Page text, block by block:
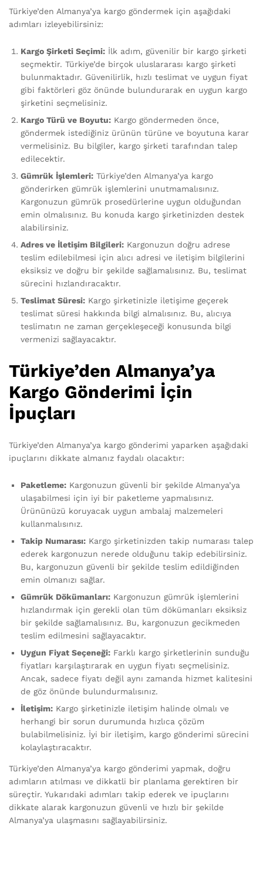
Türkiye’den Almanya’ya kargo göndermek için aşağıdaki
adımları izleyebilirsiniz:
Kargo Şirketi Seçimi: İlk adım, güvenilir bir kargo şirketi
seçmektir. Türkiye’de birçok uluslararası kargo şirketi
bulunmaktadır. Güvenilirlik, hızlı teslimat ve uygun fiyat
gibi faktörleri göz önünde bulundurarak en uygun kargo
şirketini seçmelisiniz.
Kargo Türü ve Boyutu: Kargo göndermeden önce,
göndermek istediğiniz ürünün türüne ve boyutuna karar
vermelisiniz. Bu bilgiler, kargo şirketi tarafından talep
edilecektir.
Gümrük İşlemleri: Türkiye’den Almanya’ya kargo
gönderirken gümrük işlemlerini unutmamalısınız.
Kargonuzun gümrük prosedürlerine uygun olduğundan
emin olmalısınız. Bu konuda kargo şirketinizden destek
alabilirsiniz.
Adres ve İletişim Bilgileri: Kargonuzun doğru adrese
teslim edilebilmesi için alıcı adresi ve iletişim bilgilerini
eksiksiz ve doğru bir şekilde sağlamalısınız. Bu, teslimat
sürecini hızlandıracaktır.
Teslimat Süresi: Kargo şirketinizle iletişime geçerek
teslimat süresi hakkında bilgi almalısınız. Bu, alıcıya
teslimatın ne zaman gerçekleşeceği konusunda bilgi
vermenizi sağlayacaktır.
Türkiye’den Almanya’ya
Kargo Gönderimi İçin
İpuçları
Türkiye’den Almanya’ya kargo gönderimi yaparken aşağıdaki
ipuçlarını dikkate almanız faydalı olacaktır:
Paketleme: Kargonuzun güvenli bir şekilde Almanya’ya
ulaşabilmesi için iyi bir paketleme yapmalısınız.
Ürününüzü koruyacak uygun ambalaj malzemeleri
kullanmalısınız.
Takip Numarası: Kargo şirketinizden takip numarası talep
ederek kargonuzun nerede olduğunu takip edebilirsiniz.
Bu, kargonuzun güvenli bir şekilde teslim edildiğinden
emin olmanızı sağlar.
Gümrük Dökümanları: Kargonuzun gümrük işlemlerini
hızlandırmak için gerekli olan tüm dökümanları eksiksiz
bir şekilde sağlamalısınız. Bu, kargonuzun gecikmeden
teslim edilmesini sağlayacaktır.
Uygun Fiyat Seçeneği: Farklı kargo şirketlerinin sunduğu
fiyatları karşılaştırarak en uygun fiyatı seçmelisiniz.
Ancak, sadece fiyatı değil aynı zamanda hizmet kalitesini
de göz önünde bulundurmalısınız.
İletişim: Kargo şirketinizle iletişim halinde olmalı ve
herhangi bir sorun durumunda hızlıca çözüm
bulabilmelisiniz. İyi bir iletişim, kargo gönderimi sürecini
kolaylaştıracaktır.
Türkiye’den Almanya’ya kargo gönderimi yapmak, doğru
adımların atılması ve dikkatli bir planlama gerektiren bir
süreçtir. Yukarıdaki adımları takip ederek ve ipuçlarını
dikkate alarak kargonuzun güvenli ve hızlı bir şekilde
Almanya’ya ulaşmasını sağlayabilirsiniz.